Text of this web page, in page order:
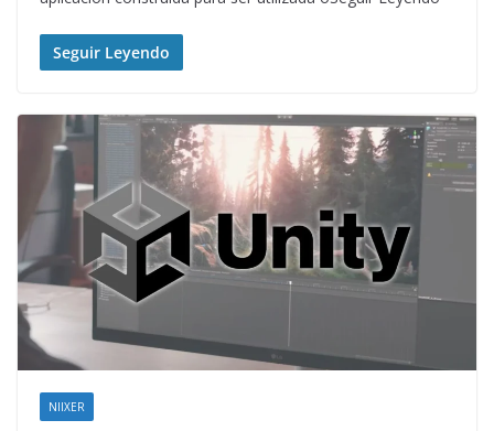
Seguir Leyendo
NIIXER